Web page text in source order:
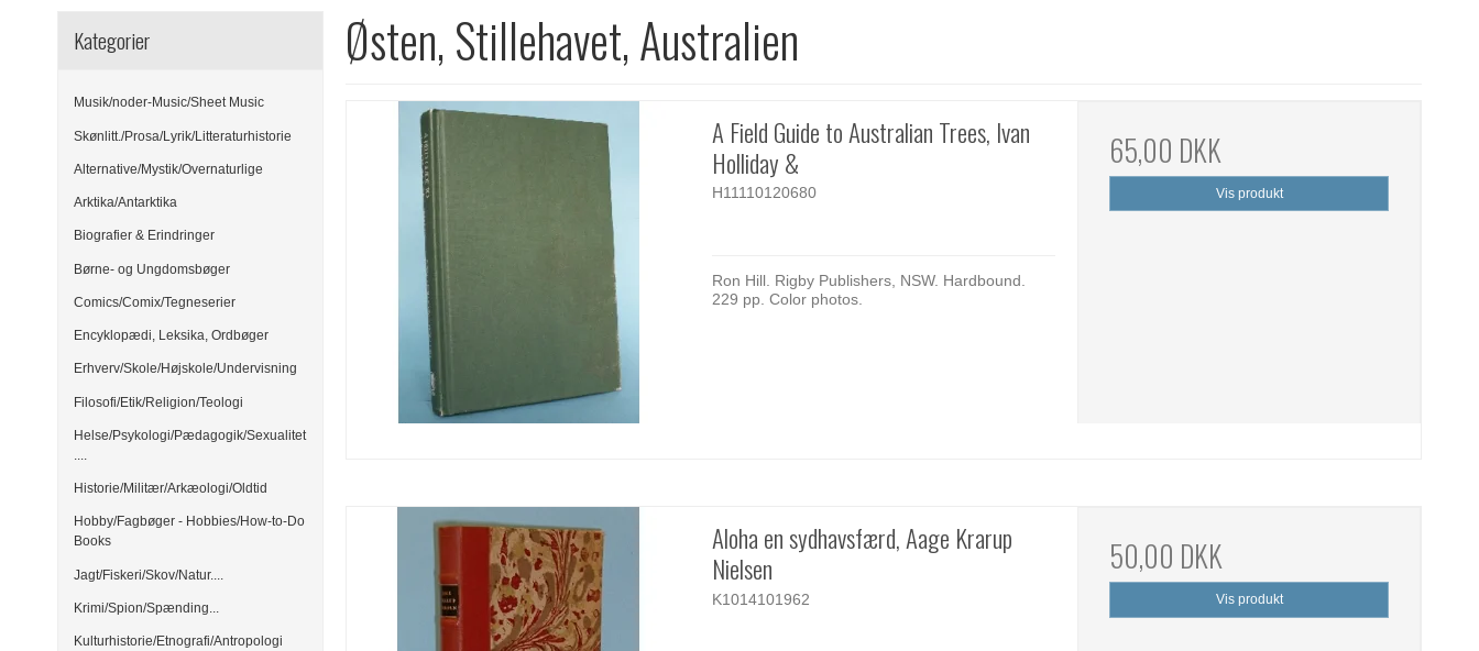
Kategorier
Musik/noder-Music/Sheet Music
Skønlitt./Prosa/Lyrik/Litteraturhistorie
Alternative/Mystik/Overnaturlige
Arktika/Antarktika
Biografier & Erindringer
Børne- og Ungdomsbøger
Comics/Comix/Tegneserier
Encyklopædi, Leksika, Ordbøger
Erhverv/Skole/Højskole/Undervisning
Filosofi/Etik/Religion/Teologi
Helse/Psykologi/Pædagogik/Sexualitet
....
Historie/Militær/Arkæologi/Oldtid
Hobby/Fagbøger - Hobbies/How-to-Do
Books
Jagt/Fiskeri/Skov/Natur....
Krimi/Spion/Spænding...
Kulturhistorie/Etnografi/Antropologi
Østen, Stillehavet, Australien
A Field Guide to Australian Trees, Ivan
Holliday &
H11110120680
Ron Hill. Rigby Publishers, NSW. Hardbound.
229 pp. Color photos.
65,00 DKK
Vis produkt
Aloha en sydhavsfærd, Aage Krarup
Nielsen
K1014101962
50,00 DKK
Vis produkt